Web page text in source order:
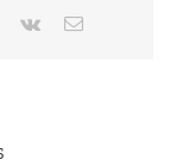
Pinterest
Vk Email